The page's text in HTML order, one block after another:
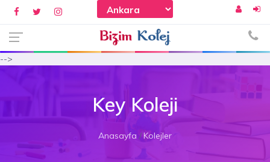
-->
Key Koleji
Anasayfa Kolejler